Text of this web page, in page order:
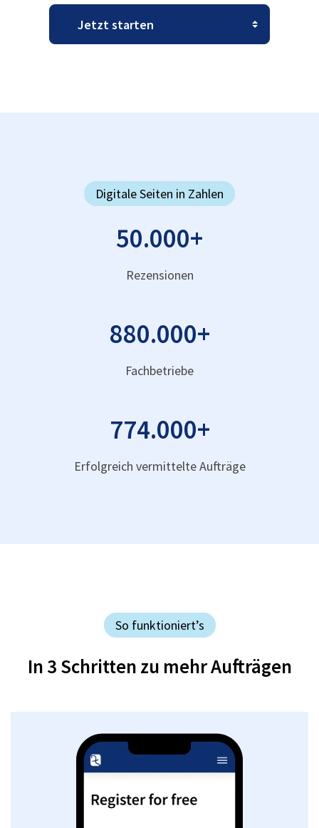
Digitale Seiten in Zahlen
50.000+
Rezensionen
880.000+
Fachbetriebe
774.000+
Erfolgreich vermittelte Aufträge
So funktioniert’s
In 3 Schritten zu mehr Aufträgen